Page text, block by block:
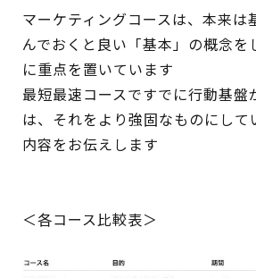
マーケティングコースは、本来は
んでおくと良い「基本」の概念を
に重点を置いています
最短最速コースですでに行動基盤
は、それをより強固なものにして
内容をお伝えします
＜各コース比較表＞